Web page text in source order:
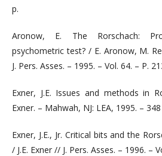
p.
Aronow, E. The Rorschach:
psychometric test? / E. Aronow, M.
J. Pers. Asses. – 1995. – Vol. 64. – P.
Exner, J.E. Issues and methods in
Exner. – Mahwah, NJ: LEA, 1995. – 348
Exner, J.E., Jr. Critical bits and the
/ J.E. Exner // J. Pers. Asses. – 1996. –